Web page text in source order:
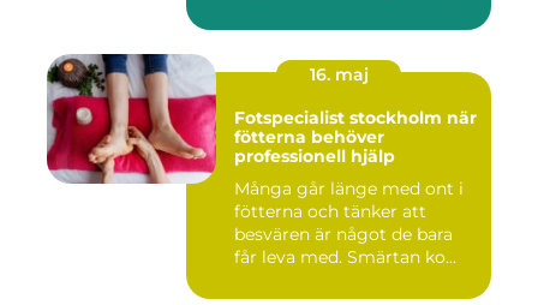
16. maj
Fotspecialist stockholm när
fötterna behöver
professionell hjälp
Många går länge med ont i
fötterna och tänker att
besvären är något de bara
får leva med. Smärtan ko...